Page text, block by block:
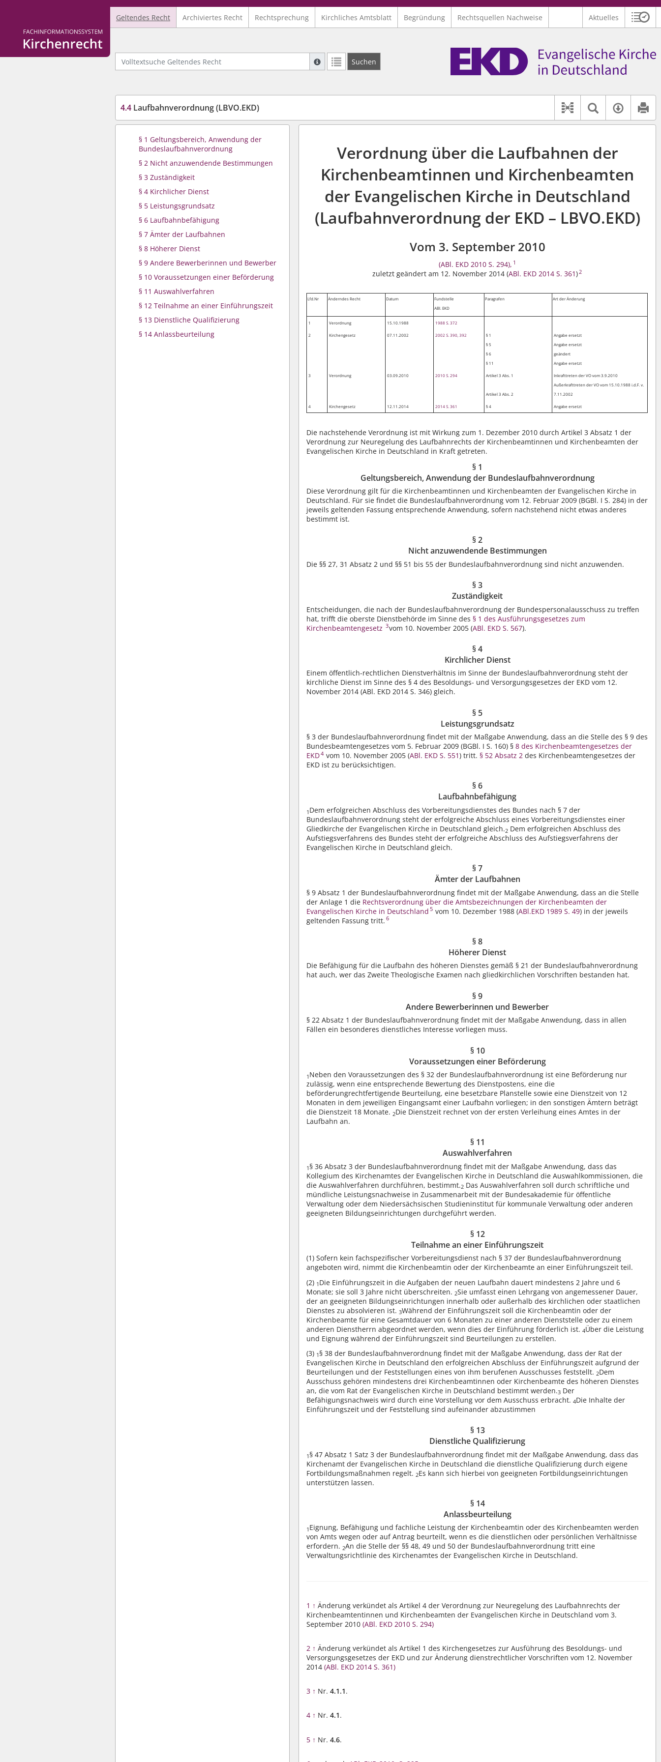
Logo Fachinformationssystem Kirchenrecht
Geltendes Recht Archiviertes Recht Rechtsprechung Kirchliches Amtsblatt Begründung Rechtsquellen Nachweise Aktuelles
Volltextsuche Geltendes Recht
Suche mit Platzhalter "*", Bsp. Pfarrer*, findet auch: "Pfarrerinitiative" oder "Pfarrerausschuss".
Weitere Suchoperatoren finden Sie in unserer Hilfe.
Suchen
4.4 Laufbahnverordnung (LBVO.EKD)
Dokument-
Textsuche
§ 1 Geltungsbereich, Anwendung der
Bundeslaufbahnverordnung
§ 2 Nicht anzuwendende Bestimmungen
§ 3 Zuständigkeit
§ 4 Kirchlicher Dienst
§ 5 Leistungsgrundsatz
§ 6 Laufbahnbefähigung
§ 7 Ämter der Laufbahnen
§ 8 Höherer Dienst
§ 9 Andere Bewerberinnen und Bewerber
§ 10 Voraussetzungen einer Beförderung
§ 11 Auswahlverfahren
§ 12 Teilnahme an einer Einführungszeit
§ 13 Dienstliche Qualifizierung
§ 14 Anlassbeurteilung
Verordnung über die Laufbahnen der
Kirchenbeamtinnen und Kirchenbeamten
der Evangelischen Kirche in Deutschland
(Laufbahnverordnung der EKD – LBVO.EKD)
Vom 3. September 2010
(ABl. EKD 2010 S. 294), 1
zuletzt geändert am 12. November 2014 (ABl. EKD 2014 S. 361) 2
Lfd.Nr Änderndes Recht Datum
Fundstelle
ABl. EKD
Paragrafen Art der Änderung
1 Verordnung 15.10.1988 1988 S. 372
2 Kirchengesetz 07.11.2002 2002 S. 390, 392
§ 1
§ 5
§ 6
§ 11
Angabe ersetzt
Angabe ersetzt
geändert
Angabe ersetzt
3 Verordnung 03.09.2010 2010 S. 294 Artikel 3 Abs. 1
Artikel 3 Abs. 2
Inkrafttreten der VO vom 3.9.2010
Außerkrafttreten der VO vom 15.10.1988 i.d.F. v.
7.11.2002
4 Kirchengesetz 12.11.2014 2014 S. 361 § 4 Angabe ersetzt
Die nachstehende Verordnung ist mit Wirkung zum 1. Dezember 2010 durch Artikel 3 Absatz 1 der
Verordnung zur Neuregelung des Laufbahnrechts der Kirchenbeamtinnen und Kirchenbeamten der
Evangelischen Kirche in Deutschland in Kraft getreten.
§ 1
Geltungsbereich, Anwendung der Bundeslaufbahnverordnung
Diese Verordnung gilt für die Kirchenbeamtinnen und Kirchenbeamten der Evangelischen Kirche in
Deutschland. Für sie findet die Bundeslaufbahnverordnung vom 12. Februar 2009 (BGBl. I S. 284) in der
jeweils geltenden Fassung entsprechende Anwendung, sofern nachstehend nicht etwas anderes
bestimmt ist.
§ 2
Nicht anzuwendende Bestimmungen
Die §§ 27, 31 Absatz 2 und §§ 51 bis 55 der Bundeslaufbahnverordnung sind nicht anzuwenden.
§ 3
Zuständigkeit
Entscheidungen, die nach der Bundeslaufbahnverordnung der Bundespersonalausschuss zu treffen
hat, trifft die oberste Dienstbehörde im Sinne des § 1 des Ausführungsgesetzes zum
Kirchenbeamtengesetz 3vom 10. November 2005 (ABl. EKD S. 567).
§ 4
Kirchlicher Dienst
Einem öffentlich-rechtlichen Dienstverhältnis im Sinne der Bundeslaufbahnverordnung steht der
kirchliche Dienst im Sinne des § 4 des Besoldungs- und Versorgungsgesetzes der EKD vom 12.
November 2014 (ABl. EKD 2014 S. 346) gleich.
§ 5
Leistungsgrundsatz
§ 3 der Bundeslaufbahnverordnung findet mit der Maßgabe Anwendung, dass an die Stelle des § 9 des
Bundesbeamtengesetzes vom 5. Februar 2009 (BGBl. I S. 160) § 8 des Kirchenbeamtengesetzes der
EKD4 vom 10. November 2005 (ABl. EKD S. 551) tritt. § 52 Absatz 2des Kirchenbeamtengesetzes der
EKD ist zu berücksichtigen.
§ 6
Laufbahnbefähigung
1 Dem erfolgreichen Abschluss des Vorbereitungsdienstes des Bundes nach § 7 der
Bundeslaufbahnverordnung steht der erfolgreiche Abschluss eines Vorbereitungsdienstes einer
Gliedkirche der Evangelischen Kirche in Deutschland gleich.2 Dem erfolgreichen Abschluss des
Aufstiegsverfahrens des Bundes steht der erfolgreiche Abschluss des Aufstiegsverfahrens der
Evangelischen Kirche in Deutschland gleich.
§ 7
Ämter der Laufbahnen
§ 9 Absatz 1 der Bundeslaufbahnverordnung findet mit der Maßgabe Anwendung, dass an die Stelle
der Anlage 1 die Rechtsverordnung über die Amtsbezeichnungen der Kirchenbeamten der
Evangelischen Kirche in Deutschland 5 vom 10. Dezember 1988 (ABl.EKD 1989 S. 49) in der jeweils
geltenden Fassung tritt. 6
§ 8
Höherer Dienst
Die Befähigung für die Laufbahn des höheren Dienstes gemäß § 21 der Bundeslaufbahnverordnung
hat auch, wer das Zweite Theologische Examen nach gliedkirchlichen Vorschriften bestanden hat.
§ 9
Andere Bewerberinnen und Bewerber
§ 22 Absatz 1 der Bundeslaufbahnverordnung findet mit der Maßgabe Anwendung, dass in allen
Fällen ein besonderes dienstliches Interesse vorliegen muss.
§ 10
Voraussetzungen einer Beförderung
1 Neben den Voraussetzungen des § 32 der Bundeslaufbahnverordnung ist eine Beförderung nur
zulässig, wenn eine entsprechende Bewertung des Dienstpostens, eine die
beförderungrechtfertigende Beurteilung, eine besetzbare Planstelle sowie eine Dienstzeit von 12
Monaten in dem jeweiligen Eingangsamt einer Laufbahn vorliegen; in den sonstigen Ämtern beträgt
die Dienstzeit 18 Monate. 2Die Dienstzeit rechnet von der ersten Verleihung eines Amtes in der
Laufbahn an.
§ 11
Auswahlverfahren
1 § 36 Absatz 3 der Bundeslaufbahnverordnung findet mit der Maßgabe Anwendung, dass das
Kollegium des Kirchenamtes der Evangelischen Kirche in Deutschland die Auswahlkommissionen, die
die Auswahlverfahren durchführen, bestimmt.2 Das Auswahlverfahren soll durch schriftliche und
mündliche Leistungsnachweise in Zusammenarbeit mit der Bundesakademie für öffentliche
Verwaltung oder dem Niedersächsischen Studieninstitut für kommunale Verwaltung oder anderen
geeigneten Bildungseinrichtungen durchgeführt werden.
§ 12
Teilnahme an einer Einführungszeit
(1) Sofern kein fachspezifischer Vorbereitungsdienst nach § 37 der Bundeslaufbahnverordnung
angeboten wird, nimmt die Kirchenbeamtin oder der Kirchenbeamte an einer Einführungszeit teil.
(2) 1 Die Einführungszeit in die Aufgaben der neuen Laufbahn dauert mindestens 2 Jahre und 6
Monate; sie soll 3 Jahre nicht überschreiten. 2Sie umfasst einen Lehrgang von angemessener Dauer,
der an geeigneten Bildungseinrichtungen innerhalb oder außerhalb des kirchlichen oder staatlichen
Dienstes zu absolvieren ist.3Während der Einführungszeit soll die Kirchenbeamtin oder der
Kirchenbeamte für eine Gesamtdauer von 6 Monaten zu einer anderen Dienststelle oder zu einem
anderen Dienstherrn abgeordnet werden, wenn dies der Einführung förderlich ist.4Über die Leistung
und Eignung während der Einführungszeit sind Beurteilungen zu erstellen.
(3) 1 § 38 der Bundeslaufbahnverordnung findet mit der Maßgabe Anwendung, dass der Rat der
Evangelischen Kirche in Deutschland den erfolgreichen Abschluss der Einführungszeit aufgrund der
Beurteilungen und der Feststellungen eines von ihm berufenen Ausschusses feststellt. 2Dem
Ausschuss gehören mindestens drei Kirchenbeamtinnen oder Kirchenbeamte des höheren Dienstes
an, die vom Rat der Evangelischen Kirche in Deutschland bestimmt werden.3 Der
Befähigungsnachweis wird durch eine Vorstellung vor dem Ausschuss erbracht.4Die Inhalte der
Einführungszeit und der Feststellung sind aufeinander abzustimmen
§ 13
Dienstliche Qualifizierung
1 § 47 Absatz 1 Satz 3 der Bundeslaufbahnverordnung findet mit der Maßgabe Anwendung, dass das
Kirchenamt der Evangelischen Kirche in Deutschland die dienstliche Qualifizierung durch eigene
Fortbildungsmaßnahmen regelt. 2Es kann sich hierbei von geeigneten Fortbildungseinrichtungen
unterstützen lassen.
§ 14
Anlassbeurteilung
1 Eignung, Befähigung und fachliche Leistung der Kirchenbeamtin oder des Kirchenbeamten werden
von Amts wegen oder auf Antrag beurteilt, wenn es die dienstlichen oder persönlichen Verhältnisse
erfordern. 2An die Stelle der §§ 48, 49 und 50 der Bundeslaufbahnverordnung tritt eine
Verwaltungsrichtlinie des Kirchenamtes der Evangelischen Kirche in Deutschland.
1 ↑ Änderung verkündet als Artikel 4 der Verordnung zur Neuregelung des Laufbahnrechts der
Kirchenbeamtentinnen und Kirchenbeamten der Evangelischen Kirche in Deutschland vom 3.
September 2010(ABl. EKD 2010 S. 294)
2 ↑ Änderung verkündet als Artikel 1 des Kirchengesetzes zur Ausführung des Besoldungs- und
Versorgungsgesetzes der EKD und zur Änderung dienstrechtlicher Vorschriften vom 12. November
2014(ABl. EKD 2014 S. 361)
3 ↑ Nr.4.1.1.
4 ↑ Nr.4.1.
5 ↑ Nr.4.6.